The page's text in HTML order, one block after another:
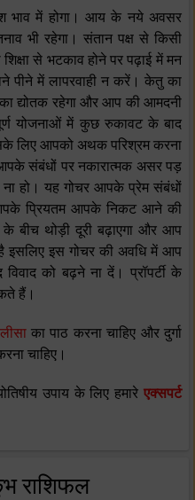
भाव में होगा। आय के नये अवसर
भी रहेगा। संतान पक्ष से किसी
से भटकाव होने पर पढ़ाई में मन
पीने में लापरवाही न करें। केतु का
द्योतक रहेगा और आप की आमदनी
योजनाओं में कुछ रुकावट के बाद
लिए आपको अथक परिश्रम करना
संबंधों पर नकारात्मक असर पड़
हो। यह गोचर आपके प्रेम संबंधों
प्रियतम आपके निकट आने की
बीच थोड़ी दूरी बढ़ाएगा और आप
इसलिए इस गोचर की अवधि में आप
को बढ़ने ना दें। प्रॉपर्टी के
हैं।
का पाठ करना चाहिए और दुर्गा
चाहिए।
उपाय के लिए हमारे एक्सपर्ट
राशिफल